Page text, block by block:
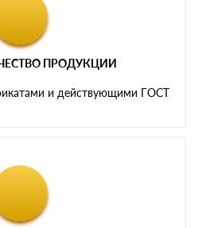
ПРОДУКЦИИ
и действующими ГОСТ